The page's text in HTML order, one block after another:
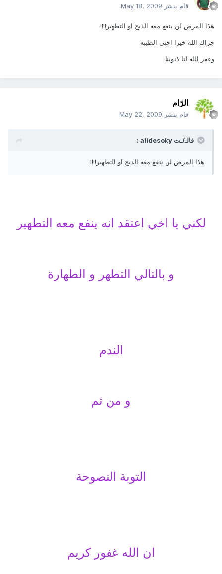
قام بنشر May 18, 2009
هذا المرض لن ينفع معه الذبح او التطهير!!!!
جزاك الله خيرا اختي الطيبه
وغفر الله لنا ذنوبنا
الرّام
قام بنشر May 22, 2009
قالـ/ـت alidesoky :
هذا المرض لن ينفع معه الذبح او التطهير!!!!
لكني يا اخي اعتقد انه ينفع معه التطهير
و بالتالي التطهر و الطهارة
الندم
و من ثم
التوبة النصوحة
ان الله غفور كريم